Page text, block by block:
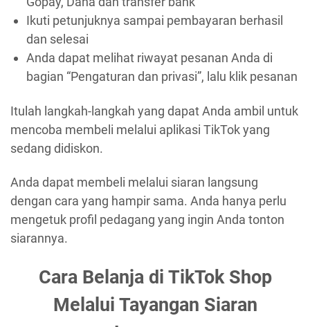
Ikuti petunjuknya sampai pembayaran berhasil
dan selesai
Anda dapat melihat riwayat pesanan Anda di
bagian “Pengaturan dan privasi”, lalu klik pesanan
Itulah langkah-langkah yang dapat Anda ambil untuk
mencoba membeli melalui aplikasi TikTok yang
sedang didiskon.
Anda dapat membeli melalui siaran langsung
dengan cara yang hampir sama. Anda hanya perlu
mengetuk profil pedagang yang ingin Anda tonton
siarannya.
Cara Belanja di TikTok Shop
Melalui Tayangan Siaran